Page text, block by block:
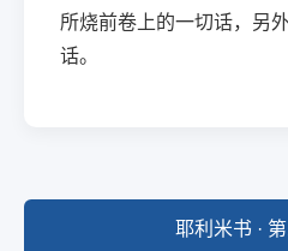
所烧前卷上的一切话，另
话。
耶利米书 ·